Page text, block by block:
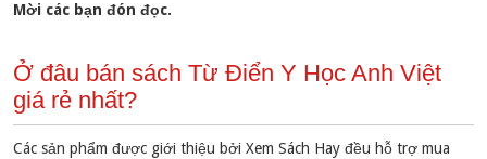
Mời các bạn đón đọc.
Ở đâu bán sách Từ Điển Y Học Anh Việt
giá rẻ nhất?
Các sản phẩm được giới thiệu bởi Xem Sách Hay đều hỗ trợ mua